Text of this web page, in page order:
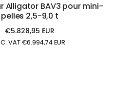
Alligator BAV3 pour mini-
pelles 2,5-9,0 t
Prix
régulier
€5.828,95 EUR
VAT €6.994,74 EUR